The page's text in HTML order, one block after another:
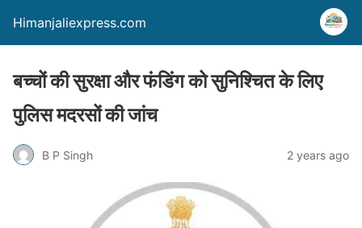
Himanjaliexpress.com
बच्चों की सुरक्षा और फंडिंग को सुनिश्चित के लिए
पुलिस मदरसों की जांच
B P Singh 2 years ago